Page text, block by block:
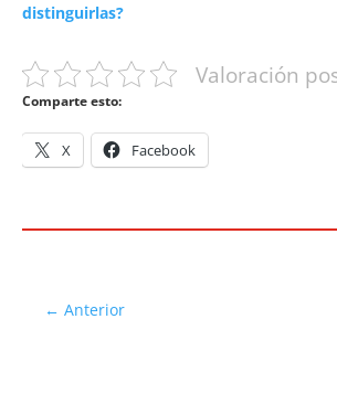
distinguirlas?
Valoración
Comparte esto:
X Facebook
←Anterior